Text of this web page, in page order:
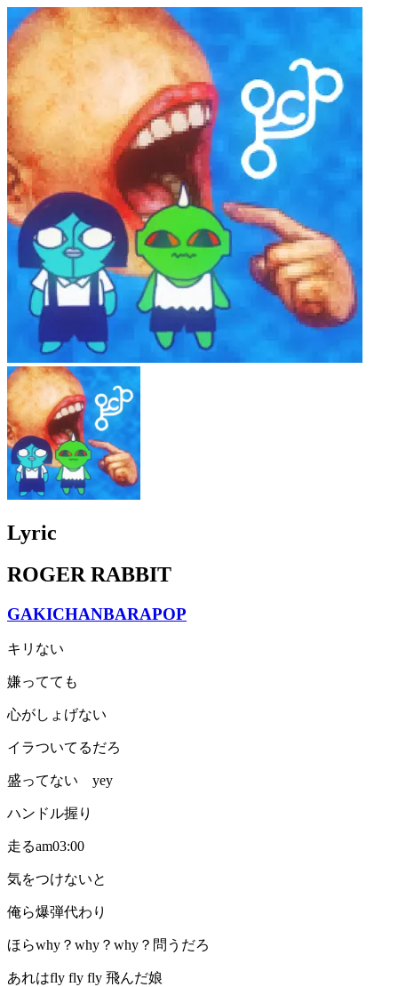
Lyric
ROGER RABBIT
GAKICHANBARAPOP
キリない
嫌ってても
心がしょげない
イラついてるだろ
盛ってない yey
ハンドル握り
走るam03:00
気をつけないと
俺ら爆弾代わり
ほらwhy？why？why？問うだろ
あれはfly fly fly 飛んだ娘